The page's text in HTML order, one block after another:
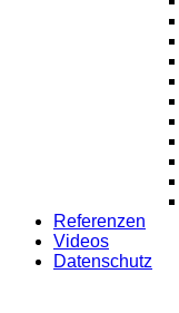
Referenzen
Videos
Datenschutz